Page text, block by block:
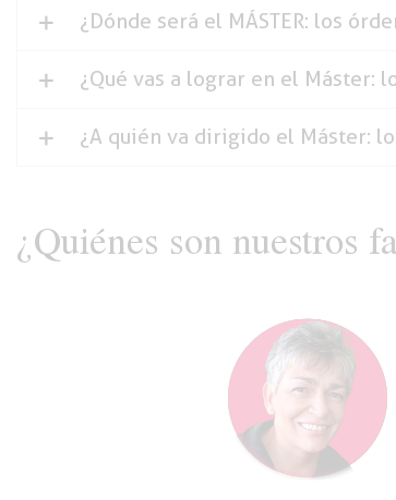
¿Dónde será el MÁSTER: los
¿Qué vas a lograr en el Máster:
¿A quién va dirigido el Máster:
¿Quiénes son nuestros